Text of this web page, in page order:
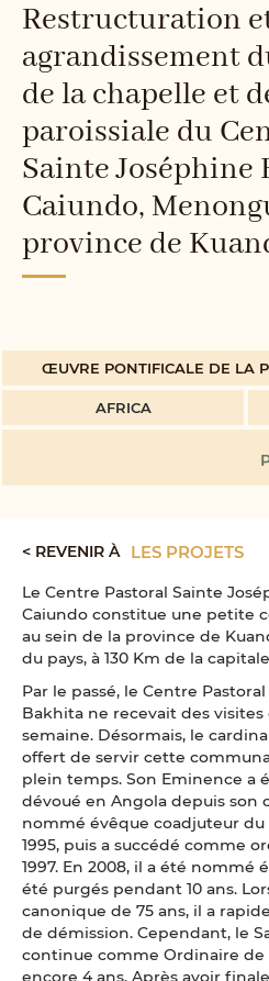
Restructuration
agrandissement
de la chapelle et
paroissiale du
Sainte Joséphine
Caiundo,
province de
ŒUVRE PONTIFICALE DE LA
AFRICA
< REVENIR À LES PROJETS
Le Centre Pastoral Sainte
Caiundo constitue une petite
au sein de la province de
du pays, à 130 Km de la
Par le passé, le Centre
Bakhita ne recevait des
semaine. Désormais, le
offert de servir cette
plein temps. Son Eminence a
dévoué en Angola depuis son
nommé évêque coadjuteur du
1995, puis a succédé comme
1997. En 2008, il a été nommé
été purgés pendant 10 ans.
canonique de 75 ans, il a
de démission. Cependant, le
continue comme Ordinaire
encore 4 ans. Après avoir